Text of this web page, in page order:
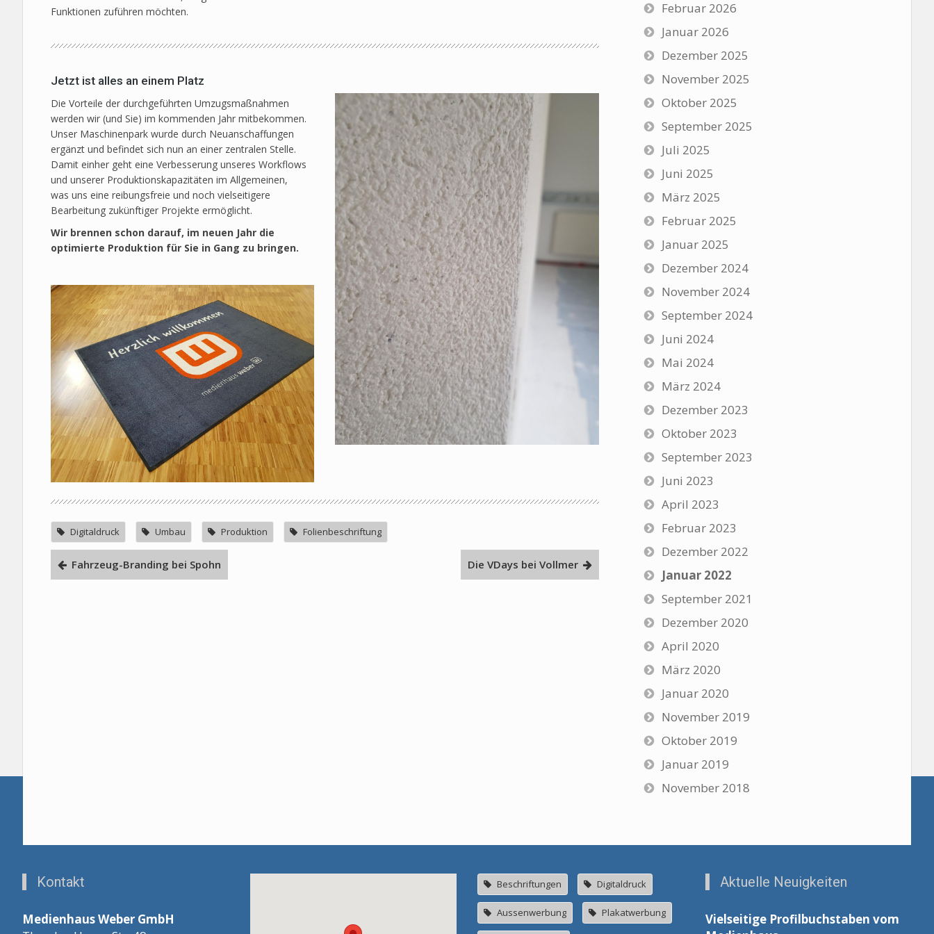
Funktionen zuführen möchten.
Jetzt ist alles an einem Platz
Die Vorteile der durchgeführten Umzugsmaßnahmen
werden wir (und Sie) im kommenden Jahr mitbekommen.
Unser Maschinenpark wurde durch Neuanschaffungen
ergänzt und befindet sich nun an einer zentralen Stelle.
Damit einher geht eine Verbesserung unseres Workflows
und unserer Produktionskapazitäten im Allgemeinen,
was uns eine reibungsfreie und noch vielseitigere
Bearbeitung zukünftiger Projekte ermöglicht.
Wir brennen schon darauf, im neuen Jahr die
optimierte Produktion für Sie in Gang zu bringen.
Digitaldruck Umbau Produktion Folienbeschriftung
Fahrzeug-Branding bei Spohn Die VDays bei Vollmer
Februar 2026
Januar 2026
Dezember 2025
November 2025
Oktober 2025
September 2025
Juli 2025
Juni 2025
März 2025
Februar 2025
Januar 2025
Dezember 2024
November 2024
September 2024
Juni 2024
Mai 2024
März 2024
Dezember 2023
Oktober 2023
September 2023
Juni 2023
April 2023
Februar 2023
Dezember 2022
Januar 2022
September 2021
Dezember 2020
April 2020
März 2020
Januar 2020
November 2019
Oktober 2019
Januar 2019
November 2018
Kontakt
Medienhaus Weber GmbH
Beschriftungen Digitaldruck
Aussenwerbung Plakatwerbung
Aktuelle Neuigkeiten
Vielseitige Profilbuchstaben vom